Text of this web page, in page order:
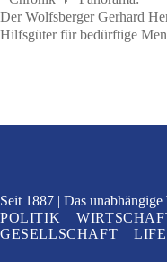
Der Wolfsberger Gerhard
Hilfsgüter für bedürftige
Seit 1887 Das
POLITIK
GESELLSCHAFT